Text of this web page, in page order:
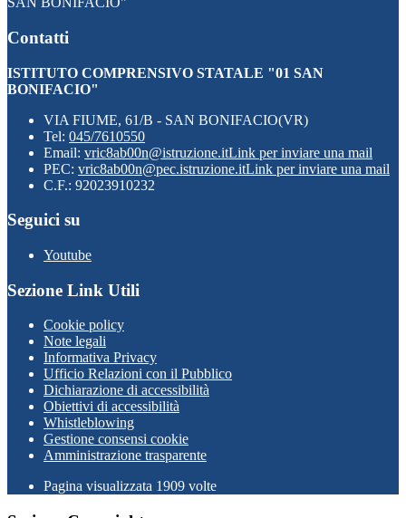
Contatti
ISTITUTO COMPRENSIVO STATALE "01 SAN
BONIFACIO"
VIA FIUME, 61/B - SAN BONIFACIO(VR)
Tel: 045/7610550
Email: vric8ab00n@istruzione.itLink per inviare una mail
PEC: vric8ab00n@pec.istruzione.itLink per inviare una mail
C.F.: 92023910232
Seguici su
Youtube
Sezione Link Utili
Cookie policy
Note legali
Informativa Privacy
Ufficio Relazioni con il Pubblico
Dichiarazione di accessibilità
Obiettivi di accessibilità
Whistleblowing
Gestione consensi cookie
Amministrazione trasparente
Pagina visualizzata 1909 volte